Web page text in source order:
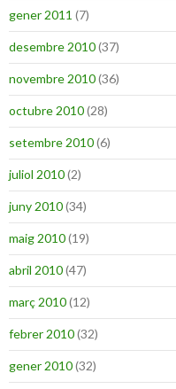
gener 2011 (7)
desembre 2010(37)
novembre 2010(36)
octubre 2010(28)
setembre 2010(6)
juliol 2010(2)
juny 2010(34)
maig 2010(19)
abril 2010(47)
març 2010(12)
febrer 2010(32)
gener 2010(32)